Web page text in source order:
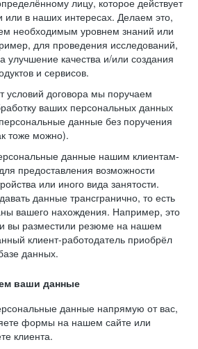
лицу, которое действует
или в наших интересах. Делаем это,
необходимым уровнем знаний или
для проведения исследований,
улучшение качества и/или создания
и сервисов.
условий договора мы поручаем
ваших персональных данных
данные без поручения
тоже можно).
данные нашим клиентам-
предоставления возможности
или иного вида занятости.
данные трансгранично, то есть
вашего нахождения. Например, это
вы разместили резюме на нашем
клиент-работодатель приобрёл
данных.
ваши данные
данные напрямую от вас,
формы на нашем сайте или
клиента.